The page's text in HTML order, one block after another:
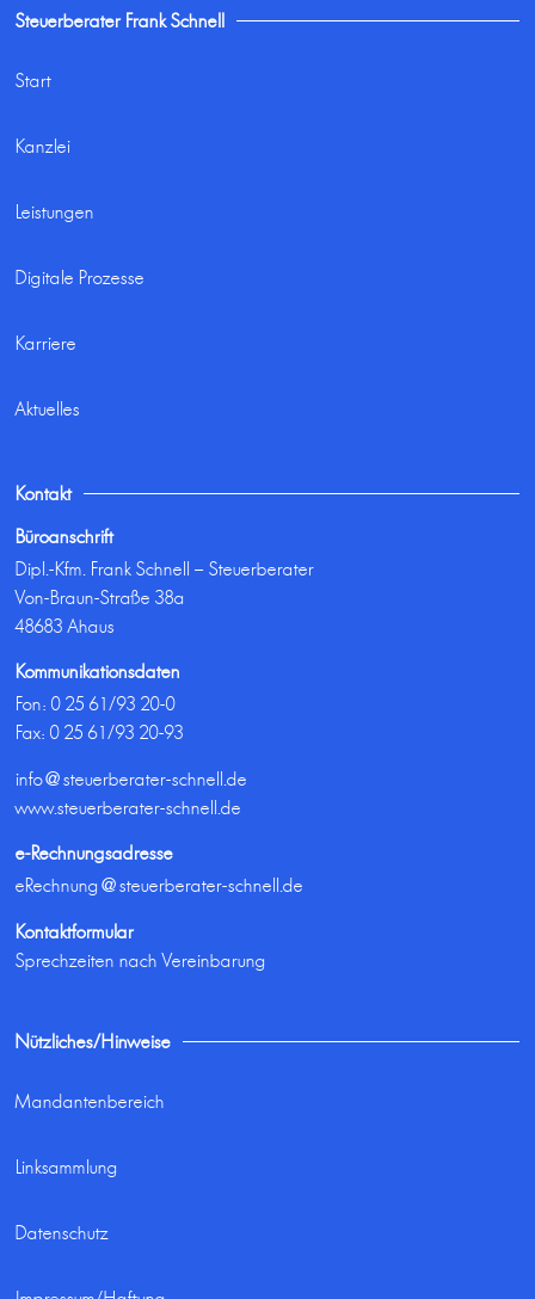
Steuerberater Frank Schnell
Start
Kanzlei
Leistungen
Digitale Prozesse
Karriere
Aktuelles
Kontakt
Büroanschrift
Dipl.-Kfm. Frank Schnell – Steuerberater
Von-Braun-Straße 38a
48683 Ahaus
Kommunikationsdaten
Fon:0 25 61/93 20-0
Fax: 0 25 61/93 20-93
info@steuerberater-schnell.de
www.steuerberater-schnell.de
e-Rechnungsadresse
eRechnung@steuerberater-schnell.de
Kontaktformular
Sprechzeiten nach Vereinbarung
Nützliches/Hinweise
Mandantenbereich
Linksammlung
Datenschutz